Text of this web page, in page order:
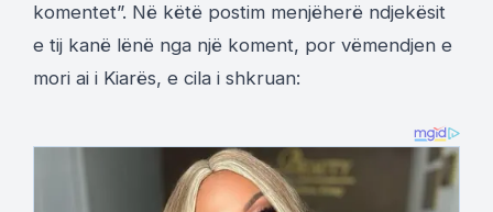
komentet”. Në këtë postim menjëherë ndjekësit
e tij kanë lënë nga një koment, por vëmendjen e
mori ai i Kiarës, e cila i shkruan: